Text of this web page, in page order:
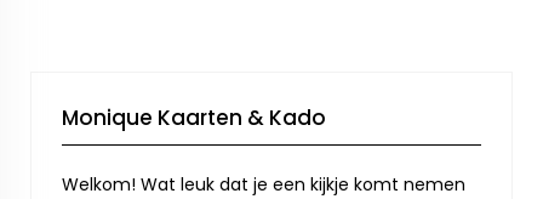
Monique Kaarten & Kado
Welkom! Wat leuk dat je een kijkje komt nemen